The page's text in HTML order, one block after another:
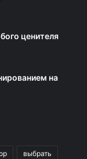
ценителя
на
выбрать